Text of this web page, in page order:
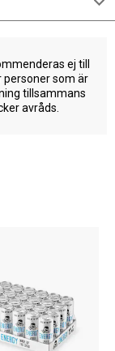
ej till
personer som är
tillsammans
avråds.